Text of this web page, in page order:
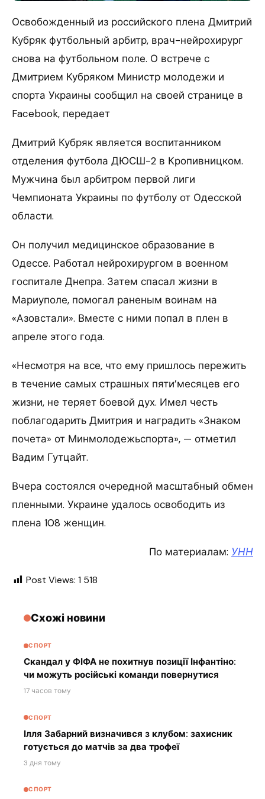
Освобожденный из российского плена Дмитрий
Кубряк футбольный арбитр, врач-нейрохирург
снова на футбольном поле. О встрече с
Дмитрием Кубряком Министр молодежи и
спорта Украины сообщил на своей странице в
Facebook, передает
Дмитрий Кубряк является воспитанником
отделения футбола ДЮСШ-2 в Кропивницком.
Мужчина был арбитром первой лиги
Чемпионата Украины по футболу от Одесской
области.
Он получил медицинское образование в
Одессе. Работал нейрохирургом в военном
госпитале Днепра. Затем спасал жизни в
Мариуполе, помогал раненым воинам на
«Азовстали». Вместе с ними попал в плен в
апреле этого года.
«Несмотря на все, что ему пришлось пережить
в течение самых страшных пяти’месяцев его
жизни, не теряет боевой дух. Имел честь
поблагодарить Дмитрия и наградить «Знаком
почета» от Минмолодежьспорта», — отметил
Вадим Гутцайт.
Вчера состоялся очередной масштабный обмен
пленными. Украине удалось освободить из
плена 108 женщин.
По материалам: УНН
Post Views: 1 518
Схожі новини
СПОРТ
Скандал у ФІФА не похитнув позиції Інфантіно:
чи можуть російські команди повернутися
17 часов тому
СПОРТ
Ілля Забарний визначився з клубом: захисник
готується до матчів за два трофеї
3 дня тому
СПОРТ